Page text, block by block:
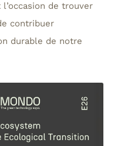
de trouver
contribuer
durable de notre